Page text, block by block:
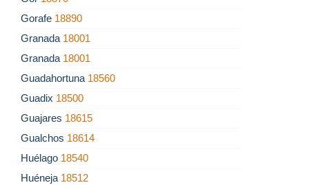
Gorafe 18890
Granada 18001
Granada 18001
Guadahortuna 18560
Guadix 18500
Guajares 18615
Gualchos 18614
Huélago 18540
Huéneja 18512